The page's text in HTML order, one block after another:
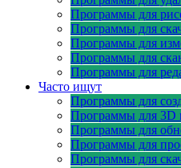
Программы для
Программы для
Программы для
Программы для
Программы для
Часто ищут
Программы для
Программы для 3D
Программы для
Программы для
Программы для